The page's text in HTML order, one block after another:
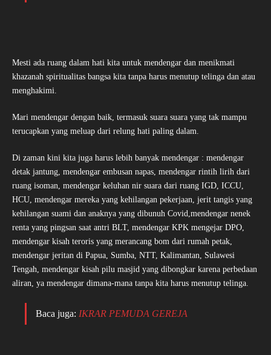
Mesti ada ruang dalam hati kita untuk mendengar dan menikmati
khazanah spiritualitas bangsa kita tanpa harus menutup telinga dan atau
menghakimi.
Mari mendengar dengan baik, termasuk suara suara yang tak mampu
terucapkan yang meluap dari relung hati paling dalam.
Di zaman kini kita juga harus lebih banyak mendengar : mendengar
detak jantung, mendengar embusan napas, mendengar rintih lirih dari
ruang isoman, mendengar keluhan nir suara dari ruang IGD, ICCU,
HCU, mendengar mereka yang kehilangan pekerjaan, jerit tangis yang
kehilangan suami dan anaknya yang dibunuh Covid,mendengar nenek
renta yang pingsan saat antri BLT, mendengar KPK mengejar DPO,
mendengar kisah teroris yang merancang bom dari rumah petak,
mendengar jeritan di Papua, Sumba, NTT, Kalimantan, Sulawesi
Tengah, mendengar kisah pilu masjid yang dibongkar karena perbedaan
aliran, ya mendengar dimana-mana tanpa kita harus menutup telinga.
Baca juga: IKRAR PEMUDA GEREJA